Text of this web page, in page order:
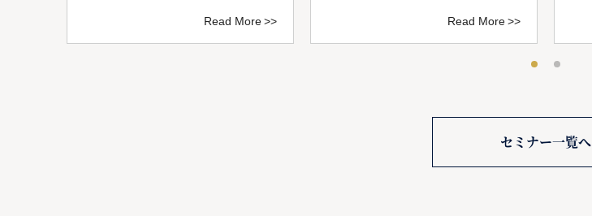
Read More Read More
セミナー一覧へ